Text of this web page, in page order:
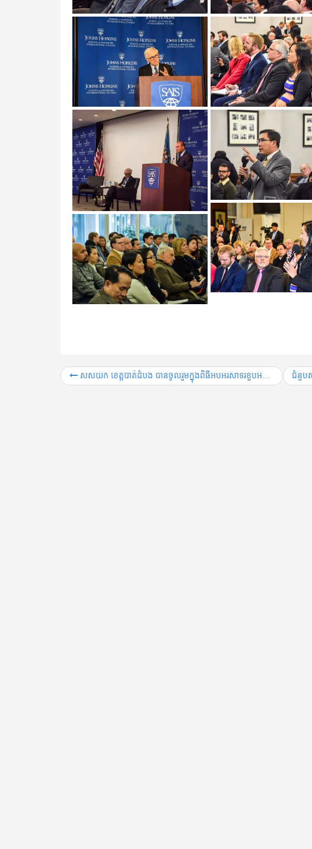
សសយក​ ខេត្តបាត់ដំបង បានចូលរួមក្នុងពិធីអបអរសាទរខួបអនុស្សាវរីយ៍លើកទី៣៧ ទិវារណសិរ្សសាមគ្គីអភិវឌ្ឍន៍មាតុភូមិកម្ពុជា ២ធ្នូ ១៩៧៨ -២ធ្នូ ២០១៥